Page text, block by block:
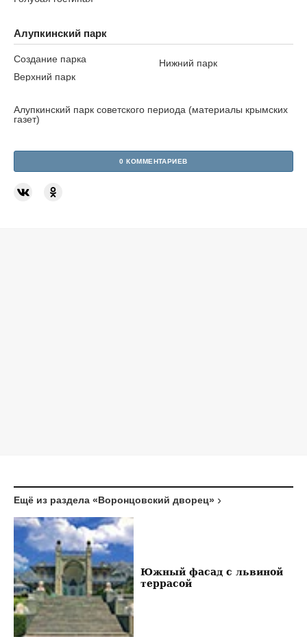
Алупкинский парк
Создание парка
Верхний парк
Нижний парк
Алупкинский парк советского периода (материалы крымских
газет)
0 КОММЕНТАРИЕВ
Ещё из раздела «Воронцовский дворец»
Южный фасад с львиной
террасой